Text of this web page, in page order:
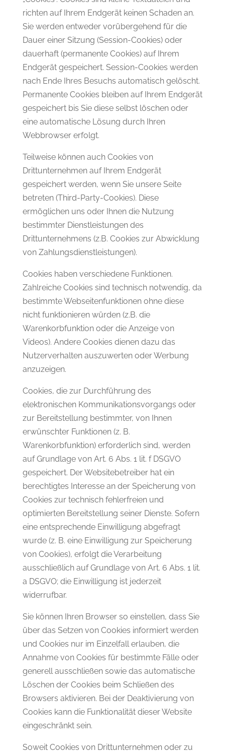
richten auf Ihrem Endgerät keinen Schaden an.
Sie werden entweder vorübergehend für die
Dauer einer Sitzung (Session-Cookies) oder
dauerhaft (permanente Cookies) auf Ihrem
Endgerät gespeichert. Session-Cookies werden
nach Ende Ihres Besuchs automatisch gelöscht.
Permanente Cookies bleiben auf Ihrem Endgerät
gespeichert bis Sie diese selbst löschen oder
eine automatische Lösung durch Ihren
Webbrowser erfolgt.
Teilweise können auch Cookies von
Drittunternehmen auf Ihrem Endgerät
gespeichert werden, wenn Sie unsere Seite
betreten (Third-Party-Cookies). Diese
ermöglichen uns oder Ihnen die Nutzung
bestimmter Dienstleistungen des
Drittunternehmens (z.B. Cookies zur Abwicklung
von Zahlungsdienstleistungen).
Cookies haben verschiedene Funktionen.
Zahlreiche Cookies sind technisch notwendig, da
bestimmte Webseitenfunktionen ohne diese
nicht funktionieren würden (z.B. die
Warenkorbfunktion oder die Anzeige von
Videos). Andere Cookies dienen dazu das
Nutzerverhalten auszuwerten oder Werbung
anzuzeigen.
Cookies, die zur Durchführung des
elektronischen Kommunikationsvorgangs oder
zur Bereitstellung bestimmter, von Ihnen
erwünschter Funktionen (z. B.
Warenkorbfunktion) erforderlich sind, werden
auf Grundlage von Art. 6 Abs. 1 lit. f DSGVO
gespeichert. Der Websitebetreiber hat ein
berechtigtes Interesse an der Speicherung von
Cookies zur technisch fehlerfreien und
optimierten Bereitstellung seiner Dienste. Sofern
eine entsprechende Einwilligung abgefragt
wurde (z. B. eine Einwilligung zur Speicherung
von Cookies), erfolgt die Verarbeitung
ausschließlich auf Grundlage von Art. 6 Abs. 1 lit.
a DSGVO; die Einwilligung ist jederzeit
widerrufbar.
Sie können Ihren Browser so einstellen, dass Sie
über das Setzen von Cookies informiert werden
und Cookies nur im Einzelfall erlauben, die
Annahme von Cookies für bestimmte Fälle oder
generell ausschließen sowie das automatische
Löschen der Cookies beim Schließen des
Browsers aktivieren. Bei der Deaktivierung von
Cookies kann die Funktionalität dieser Website
eingeschränkt sein.
Soweit Cookies von Drittunternehmen oder zu